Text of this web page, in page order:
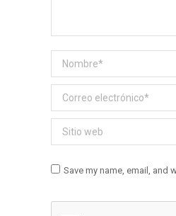
Nombre *
Correo electrónico *
Sitio web
Save my name, email, and